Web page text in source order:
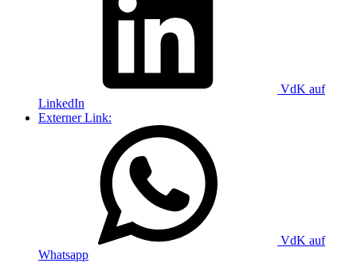
VdK auf
LinkedIn
Externer Link:
VdK auf
Whatsapp